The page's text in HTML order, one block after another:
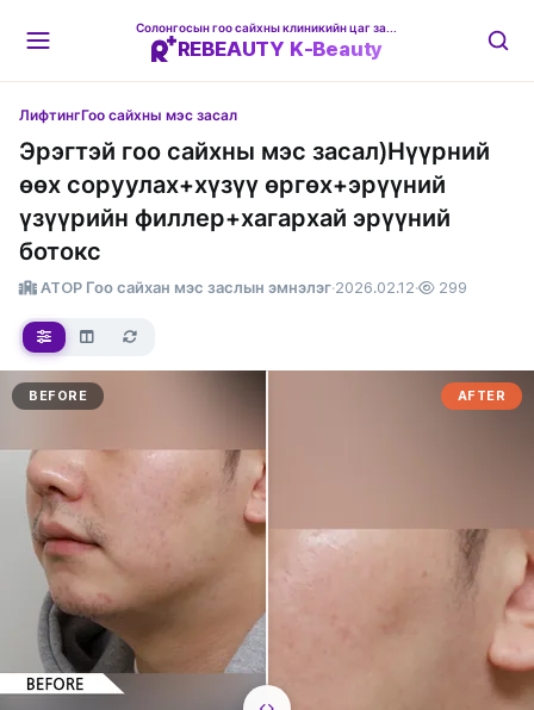
REBEAUTY K-Beauty
ЛифтингГоо сайхны мэс засал
Эрэгтэй гоо сайхны мэс засал)Нүүрний
өөх соруулах+хүзүү өргөх+эрүүний
үзүүрийн филлер+хагархай эрүүний
ботокс
ATOP Гоо сайхан мэс заслын эмнэлэг·2026.02.12· 299
AFTER
BEFORE